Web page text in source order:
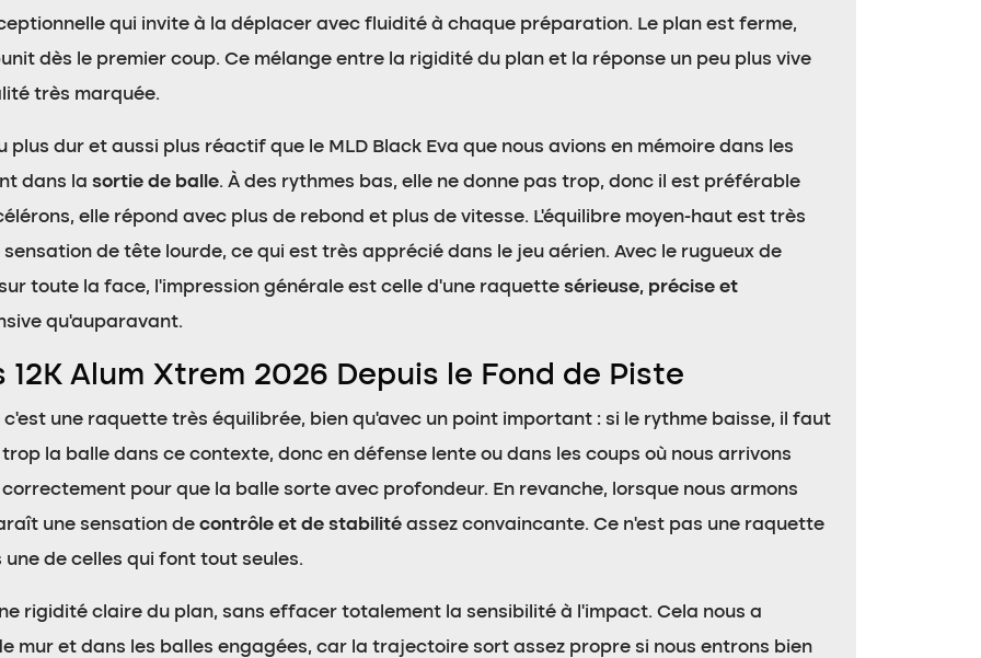
qui invite à la déplacer avec fluidité à chaque préparation. Le plan est ferme,
dès le premier coup. Ce mélange entre la rigidité du plan et la réponse un peu plus vive
très marquée.
plus dur et aussi plus réactif que le MLD Black Eva que nous avions en mémoire dans les
dans la sortie de balle. À des rythmes bas, elle ne donne pas trop, donc il est préférable
elle répond avec plus de rebond et plus de vitesse. L’équilibre moyen-haut est très
de tête lourde, ce qui est très apprécié dans le jeu aérien. Avec le rugueux de
toute la face, l’impression générale est celle d’une raquette sérieuse, précise et
qu’auparavant.
12K Alum Xtrem 2026 Depuis le Fond de Piste
c’est une raquette très équilibrée, bien qu’avec un point important : si le rythme baisse, il faut
la balle dans ce contexte, donc en défense lente ou dans les coups où nous arrivons
pour que la balle sorte avec profondeur. En revanche, lorsque nous armons
une sensation de contrôle et de stabilité assez convaincante. Ce n’est pas une raquette
une de celles qui font tout seules.
rigidité claire du plan, sans effacer totalement la sensibilité à l’impact. Cela nous a
mur et dans les balles engagées, car la trajectoire sort assez propre si nous entrons bien